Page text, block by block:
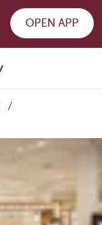
OPEN APP
/